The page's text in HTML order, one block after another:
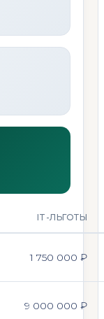
IT-ЛЬГОТЫ
1 750 000 ₽
9 000 000 ₽